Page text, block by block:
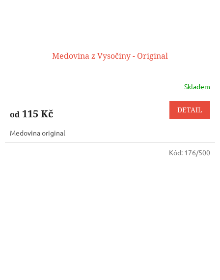
Medovina z Vysočiny - Original
Skladem
od115 Kč DETAIL
Medovina original
Kód: 176/500